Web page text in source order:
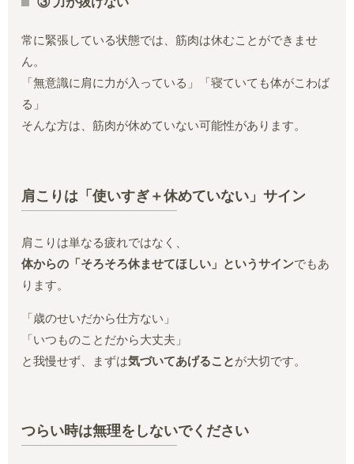
常に緊張している状態では、筋肉は休むことができませ
ん。
「無意識に肩に力が入っている」「寝ていても体がこわば
る」
そんな方は、筋肉が休めていない可能性があります。
肩こりは「使いすぎ＋休めていない」サイン
肩こりは単なる疲れではなく、
体からの「そろそろ休ませてほしい」というサインでもあ
ります。
「歳のせいだから仕方ない」
「いつものことだから大丈夫」
と我慢せず、まずは気づいてあげることが大切です。
つらい時は無理をしないでください